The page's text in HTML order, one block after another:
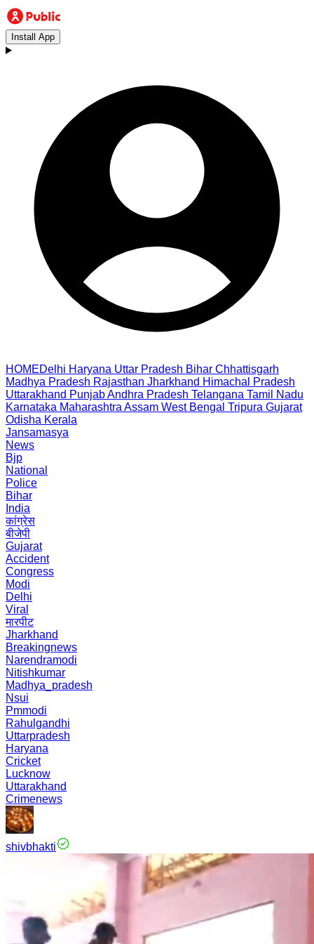
Install App
HOMEDelhi Haryana Uttar Pradesh Bihar Chhattisgarh
Madhya Pradesh Rajasthan Jharkhand Himachal Pradesh
Uttarakhand PunjabAndhra Pradesh Telangana Tamil Nadu
Karnataka Maharashtra Assam West Bengal Tripura Gujarat
Odisha Kerala
Jansamasya
News
Bjp
National
Police
Bihar
India
कांग्रेस
बीजेपी
Gujarat
Accident
Congress
Modi
Delhi
Viral
मारपीट
Jharkhand
Breakingnews
Narendramodi
Nitishkumar
Madhya_pradesh
Nsui
Pmmodi
Rahulgandhi
Uttarpradesh
Haryana
Cricket
Lucknow
Uttarakhand
Crimenews
shivbhakti